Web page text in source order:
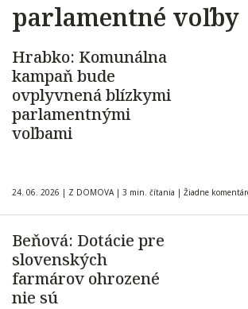
parlamentné voľby
Hrabko: Komunálna
kampaň bude
ovplyvnená blízkymi
parlamentnými
voľbami
24. 06. 2026 | Z DOMOVA | 3 min. čítania | Žiadne
Beňová: Dotácie pre
slovenských
farmárov ohrozené
nie sú